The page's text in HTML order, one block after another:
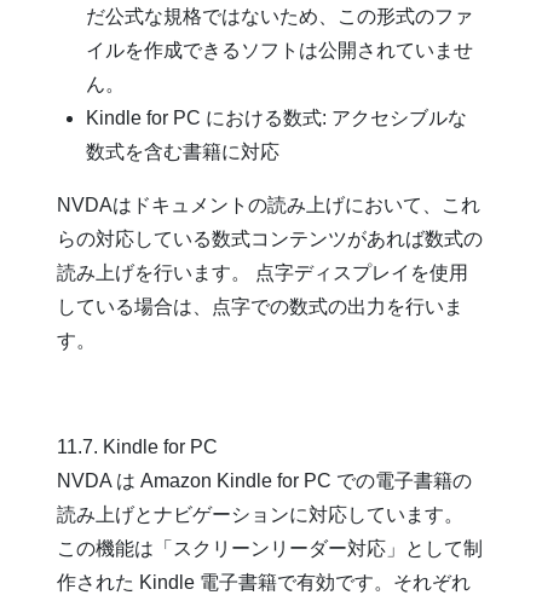
だ公式な規格ではないため、この形式のファ
イルを作成できるソフトは公開されていませ
ん。
Kindle for PC における数式: アクセシブルな
数式を含む書籍に対応
NVDAはドキュメントの読み上げにおいて、これ
らの対応している数式コンテンツがあれば数式の
読み上げを行います。 点字ディスプレイを使用
している場合は、点字での数式の出力を行いま
す。
11.7. Kindle for PC
NVDA は Amazon Kindle for PC での電子書籍の
読み上げとナビゲーションに対応しています。
この機能は「スクリーンリーダー対応」として制
作された Kindle 電子書籍で有効です。それぞれ